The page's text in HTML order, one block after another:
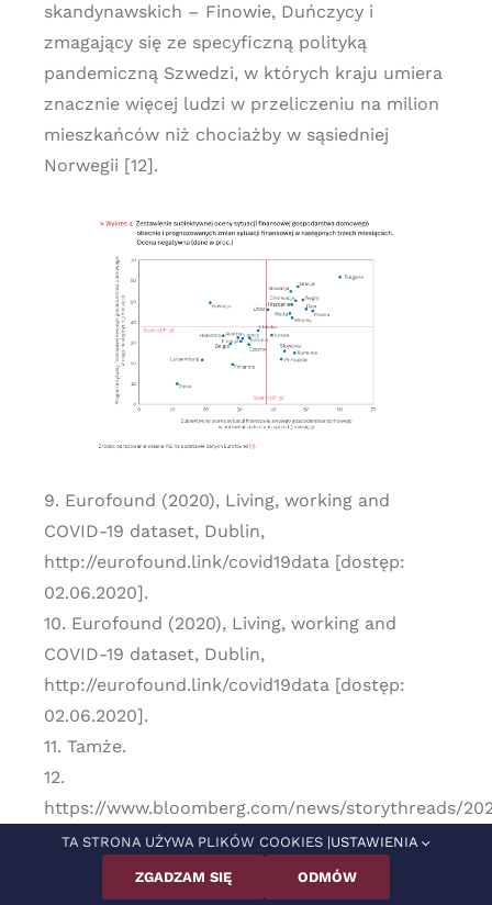
skandynawskich – Finowie, Duńczycy i
zmagający się ze specyficzną polityką
pandemiczną Szwedzi, w których kraju umiera
znacznie więcej ludzi w przeliczeniu na milion
mieszkańców niż chociażby w sąsiedniej
Norwegii [12].
9. Eurofound (2020), Living, working and
COVID-19 dataset, Dublin,
http://eurofound.link/covid19data [dostęp:
02.06.2020].
10. Eurofound (2020), Living, working and
COVID-19 dataset, Dublin,
http://eurofound.link/covid19data [dostęp:
02.06.2020].
11. Tamże.
12.
https://www.bloomberg.com/news/storythreads/
05-21/sweden-shows-the-way-forward-from -
coronavirus [dostęp: 02.06.2020].
TA STRONA UŻYWA PLIKÓW COOKIES |USTAWIENIA
ZGADZAM SIĘ ODMÓW